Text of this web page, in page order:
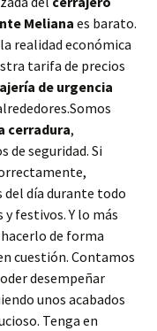
Meliana es barato.
realidad económica
tarifa de precios
de urgencia
cerradura,
seguridad. Si
del día durante todo
festivos. Y lo más
de forma
cuestión. Contamos
desempeñar
unos acabados
Tenga en